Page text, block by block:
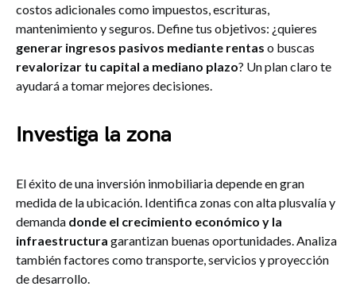
costos adicionales como impuestos, escrituras,
mantenimiento y seguros. Define tus objetivos: ¿quieres
generar ingresos pasivos mediante rentas o buscas
revalorizar tu capital a mediano plazo? Un plan claro te
ayudará a tomar mejores decisiones.
Investiga la zona
El éxito de una inversión inmobiliaria depende en gran
medida de la ubicación. Identifica zonas con alta plusvalía y
demanda donde el crecimiento económico y la
infraestructura garantizan buenas oportunidades. Analiza
también factores como transporte, servicios y proyección
de desarrollo.